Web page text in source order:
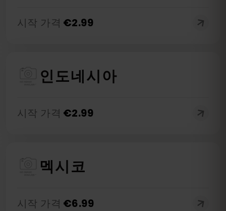
시작 가격 €2.99
인도네시아
시작 가격 €2.99
멕시코
시작 가격 €6.99